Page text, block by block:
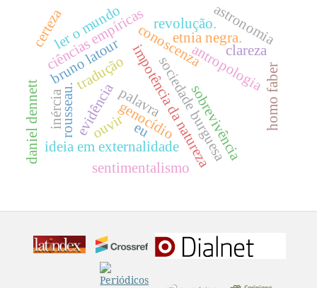
conoscenzaetnia negra.
evidência impotência da natureza
ideia em externalidade
ciências empíricas
sociedade burguesa
sobrevivência
genocídio
antropologia
tradução
bruno latour
ler o mundo
palavra
revolução.astronomia
sentimentalismo
rousseau.
clareza
certeza
inércia
daniel dennett ouvir homo faber
eu